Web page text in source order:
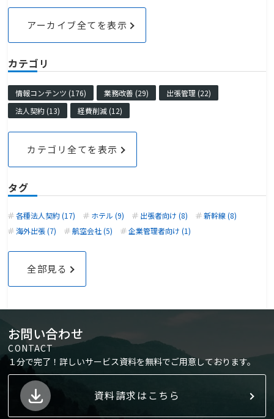
アーカイブ全てを表示
カテゴリ
情報コンテンツ (176) 業務改善 (29)
出張管理 (22)
法人契約 (13)
経費削減 (12)
カテゴリ全てを表示
タグ
各種法人契約 (17) ホテル (9) 出張者向け (8)
新幹線 (8)
海外出張 (7)
航空会社 (5) 企業管理者向け (1)
全部見る
お問い合わせ
CONTACT
１分で完了！詳しいサービス資料を無料でご用意しております。
資料請求はこちら